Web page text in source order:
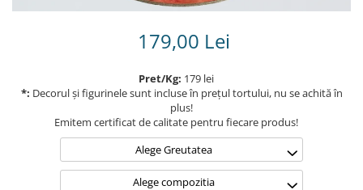
179,00 Lei
Pret/Kg: 179 lei
*: Decorul și figurinele sunt incluse în prețul tortului, nu se achită în
plus!
Emitem certificat de calitate pentru fiecare produs!
Alege Greutatea
Alege compozitia